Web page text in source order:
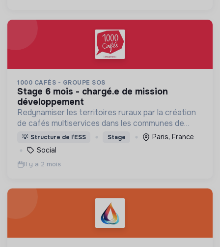
1000 CAFÉS - GROUPE SOS
stage 6 mois - chargé.e de mission
développement
Redynamiser les territoires ruraux par la création
de cafés multiservices dans les communes de
moins de 3500 habitants qui n'ont plus de
commerce de proximité
💡 Structure de l’ESS Stage
Paris, France
Social
Il y a 2 mois